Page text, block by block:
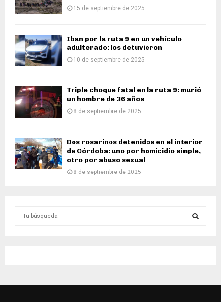
15 de septiembre de 2025
Iban por la ruta 9 en un vehículo
adulterado: los detuvieron
10 de septiembre de 2025
Triple choque fatal en la ruta 9: murió
un hombre de 36 años
8 de septiembre de 2025
Dos rosarinos detenidos en el interior
de Córdoba: uno por homicidio simple,
otro por abuso sexual
8 de septiembre de 2025
o